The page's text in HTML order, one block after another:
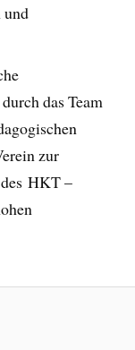
und
das Team
zur
HKT –